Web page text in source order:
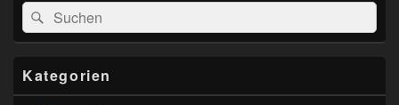
Suchen
nach:
Suchen
Kategorien